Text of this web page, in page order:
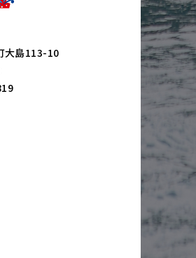
大島113-10